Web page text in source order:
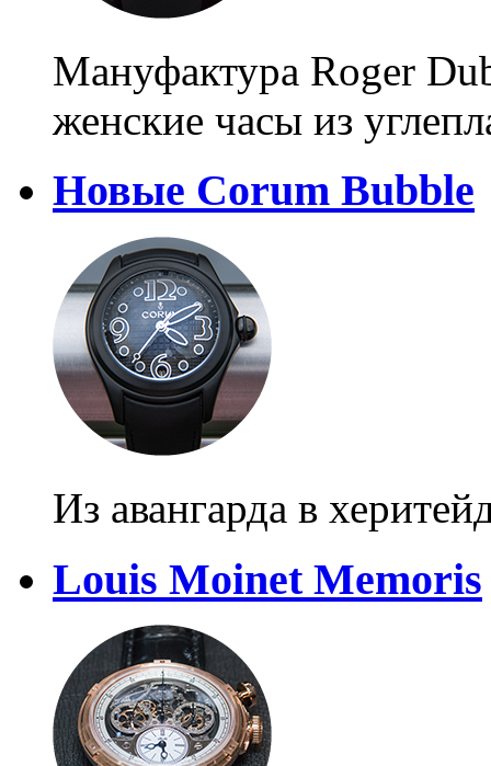
Мануфактура Roger
женские часы из
Новые Corum Bubble
Из авангарда в
Louis Moinet Memoris